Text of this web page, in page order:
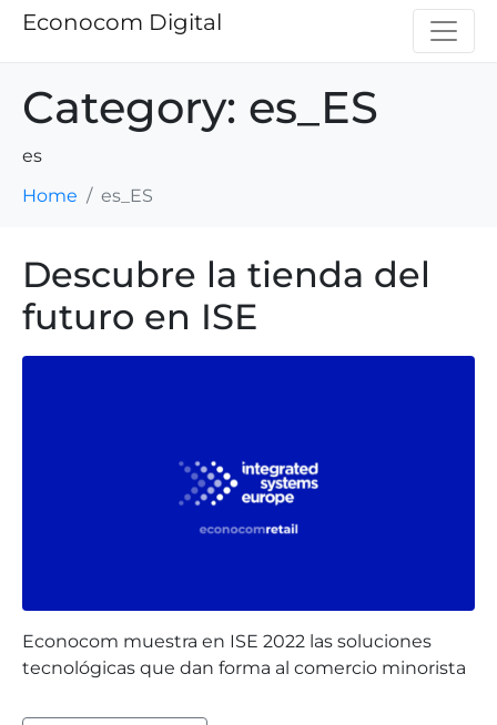
Econocom Digital
Category: es_ES
es
Home
es_ES
Descubre la tienda del
futuro en ISE
Econocom muestra en ISE 2022 las soluciones
tecnológicas que dan forma al comercio minorista